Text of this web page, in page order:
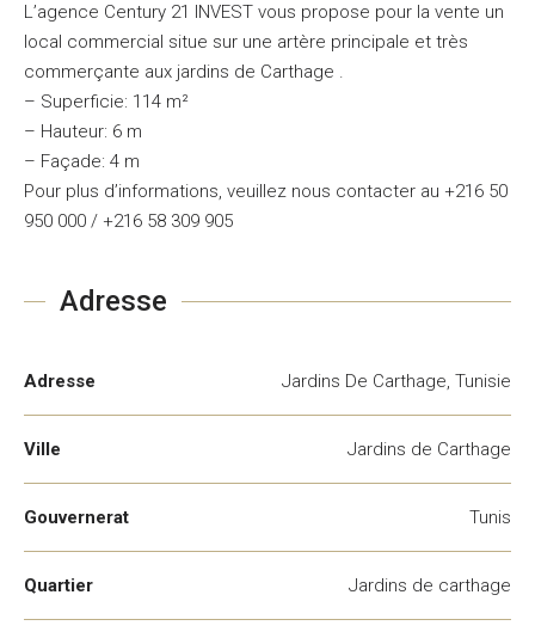
L’agence Century 21 INVEST vous propose pour la vente un
local commercial situe sur une artère principale et très
commerçante aux jardins de Carthage .
– Superficie: 114 m²
– Hauteur: 6 m
– Façade: 4 m
Pour plus d’informations, veuillez nous contacter au +216 50
950 000 / +216 58 309 905
Adresse
Adresse Jardins De Carthage, Tunisie
Ville Jardins de Carthage
Gouvernerat Tunis
Quartier Jardins de carthage